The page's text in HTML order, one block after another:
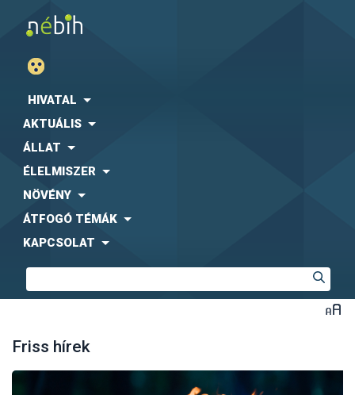
HIVATAL
AKTUÁLIS
ÁLLAT
ÉLELMISZER
NÖVÉNY
ÁTFOGÓ TÉMÁK
KAPCSOLAT
Friss hírek